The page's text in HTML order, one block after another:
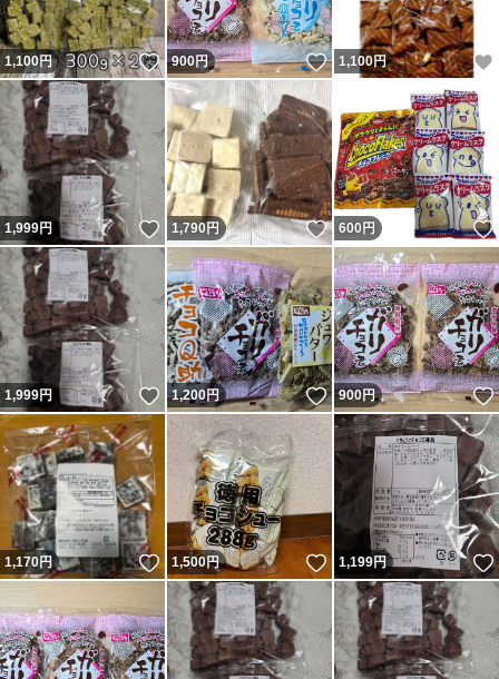
1,100円 いいね！
900円 いいね！
1,100円
1,999円 いいね！
1,790円 いいね！
600 円
1,999円 いいね！
1,200円 いいね！
900円
1,170円 いいね！
1,500円 いいね！
1,199円